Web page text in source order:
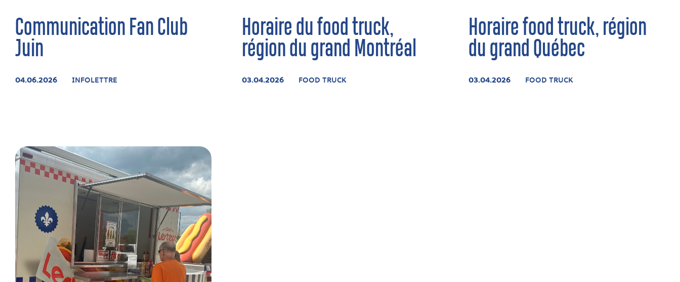
Communication Fan Club
Juin
04.06.2026 INFOLETTRE
Horaire du food truck,
région du grand Montréal
03.04.2026 FOOD TRUCK
Horaire food truck, région
du grand Québec
03.04.2026 FOOD TRUCK